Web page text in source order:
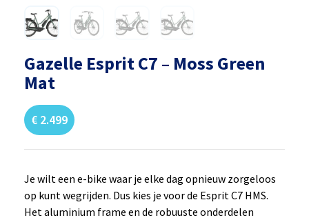
Gazelle Esprit C7 – Moss Green
Mat
€ 2.499
Je wilt een e-bike waar je elke dag opnieuw zorgeloos
op kunt wegrijden. Dus kies je voor de Esprit C7 HMS.
Het aluminium frame en de robuuste onderdelen